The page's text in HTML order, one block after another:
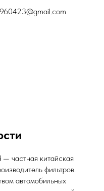
частная китайская
фильтров.
автомобильных